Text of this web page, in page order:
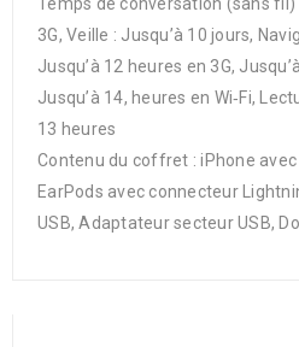
3G, Veille : Jusqu’à 10 jours,
Jusqu’à 12 heures en 3G,
Jusqu’à 14, heures en Wi‑Fi,
13 heures
Contenu du coffret : iPhone avec
EarPods avec connecteur
USB, Adaptateur secteur USB,